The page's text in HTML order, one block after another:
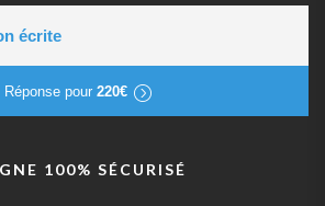
écrite
Réponse pour 220€
100% SÉCURISÉ